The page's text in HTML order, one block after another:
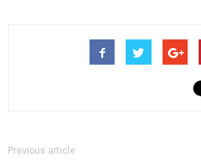
Previous article